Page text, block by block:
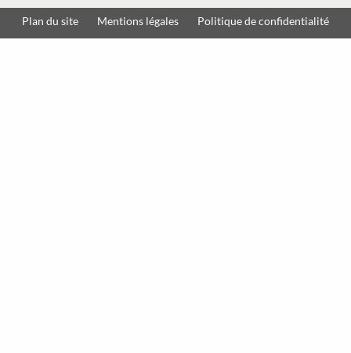
Plan du site Mentions légales Politique de confidentialité